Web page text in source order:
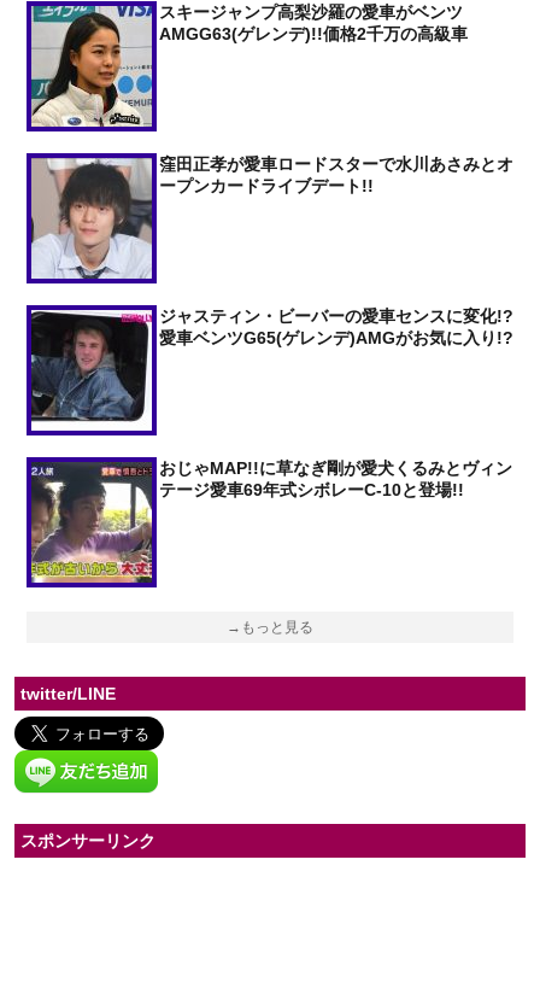
スキージャンプ高梨沙羅の愛車がベンツ
AMGG63(ゲレンデ)!!価格2千万の高級車
窪田正孝が愛車ロードスターで水川あさみとオ
ープンカードライブデート!!
ジャスティン・ビーバーの愛車センスに変化!?
愛車ベンツG65(ゲレンデ)AMGがお気に入り!?
おじゃMAP!!に草なぎ剛が愛犬くるみとヴィン
テージ愛車69年式シボレーC-10と登場!!
→もっと見る
twitter/LINE
スポンサーリンク